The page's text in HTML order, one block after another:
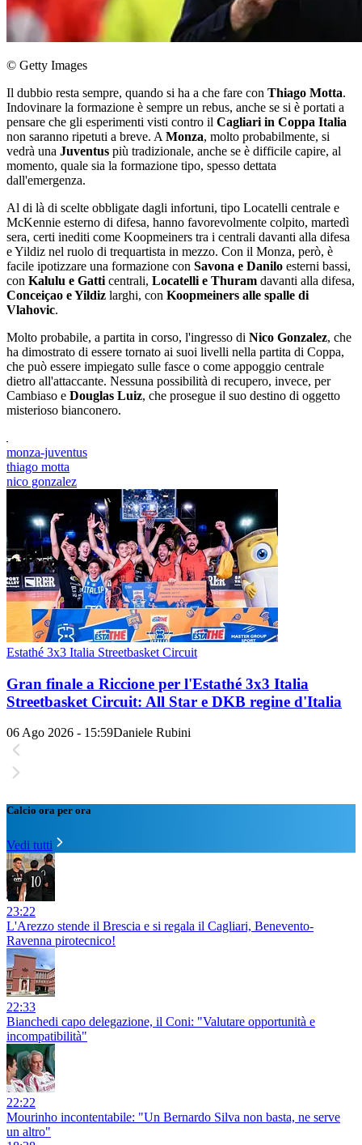
© Getty Images
Il dubbio resta sempre, quando si ha a che fare con Thiago Motta.
Indovinare la formazione è sempre un rebus, anche se si è portati a
pensare che gli esperimenti visti contro il Cagliari in Coppa Italia
non saranno ripetuti a breve. A Monza, molto probabilmente, si
vedrà una Juventus più tradizionale, anche se è difficile capire, al
momento, quale sia la formazione tipo, spesso dettata
dall'emergenza.
Al di là di scelte obbligate dagli infortuni, tipo Locatelli centrale e
McKennie esterno di difesa, hanno favorevolmente colpito, martedì
sera, certi inediti come Koopmeiners tra i centrali davanti alla difesa
e Yildiz nel ruolo di trequartista in mezzo. Con il Monza, però, è
facile ipotizzare una formazione con Savona e Danilo esterni bassi,
con Kalulu e Gatti centrali, Locatelli e Thuram davanti alla difesa,
Conceiçao e Yildiz larghi, con Koopmeiners alle spalle di
Vlahovic.
Molto probabile, a partita in corso, l'ingresso di Nico Gonzalez, che
ha dimostrato di essere tornato ai suoi livelli nella partita di Coppa,
che può essere impiegato sulle fasce o come appoggio centrale
dietro all'attaccante. Nessuna possibilità di recupero, invece, per
Cambiaso e Douglas Luiz, che prosegue il suo destino di oggetto
misterioso bianconero.
monza-juventus
thiago motta
nico gonzalez
Estathé 3x3 Italia Streetbasket Circuit
Gran finale a Riccione per l'Estathé 3x3 Italia
Streetbasket Circuit: All Star e DKB regine d'Italia
06 Ago 2026 - 15:59Daniele Rubini
Calcio ora per ora
Vedi tutti
23:22
L'Arezzo stende il Brescia e si regala il Cagliari, Benevento-
Ravenna pirotecnico!
22:33
Bianchedi capo delegazione, il Coni: "Valutare opportunità e
incompatibilità"
22:22
Mourinho incontentabile: "Un Bernardo Silva non basta, ne serve
un altro"